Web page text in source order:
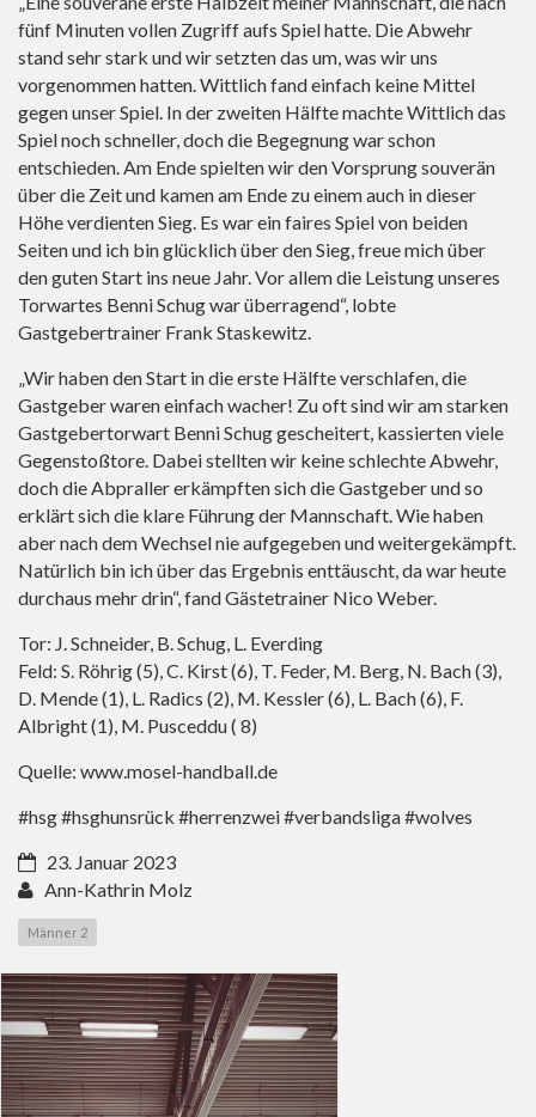
fünf Minuten vollen Zugriff aufs Spiel hatte. Die Abwehr
stand sehr stark und wir setzten das um, was wir uns
vorgenommen hatten. Wittlich fand einfach keine Mittel
gegen unser Spiel. In der zweiten Hälfte machte Wittlich das
Spiel noch schneller, doch die Begegnung war schon
entschieden. Am Ende spielten wir den Vorsprung souverän
über die Zeit und kamen am Ende zu einem auch in dieser
Höhe verdienten Sieg. Es war ein faires Spiel von beiden
Seiten und ich bin glücklich über den Sieg, freue mich über
den guten Start ins neue Jahr. Vor allem die Leistung unseres
Torwartes Benni Schug war überragend“, lobte
Gastgebertrainer Frank Staskewitz.
„Wir haben den Start in die erste Hälfte verschlafen, die
Gastgeber waren einfach wacher! Zu oft sind wir am starken
Gastgebertorwart Benni Schug gescheitert, kassierten viele
Gegenstoßtore. Dabei stellten wir keine schlechte Abwehr,
doch die Abpraller erkämpften sich die Gastgeber und so
erklärt sich die klare Führung der Mannschaft. Wie haben
aber nach dem Wechsel nie aufgegeben und weitergekämpft.
Natürlich bin ich über das Ergebnis enttäuscht, da war heute
durchaus mehr drin“, fand Gästetrainer Nico Weber.
Tor: J. Schneider, B. Schug, L. Everding
Feld: S. Röhrig (5), C. Kirst (6), T. Feder, M. Berg, N. Bach (3),
D. Mende (1), L. Radics (2), M. Kessler (6), L. Bach (6), F.
Albright (1), M. Pusceddu ( 8)
Quelle: www.mosel-handball.de
#hsg #hsghunsrück #herrenzwei #verbandsliga #wolves
23. Januar 2023
Ann-Kathrin Molz
Männer 2